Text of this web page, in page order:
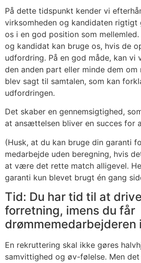
På dette tidspunkt kender vi
virksomheden og kandidaten
os i en god position som
og kandidat kan bruge os, hvis de
udfordring. På en god måde, kan vi
den anden part eller minde dem
blev sagt til samtalen, som kan
udfordringen.
Det skaber en gennemsigtighed,
at ansættelsen bliver en succes for
(Husk, at du kan bruge din garanti
medarbejde uden beregning, hvis
at være det rette match alligevel.
garanti kun blevet brugt én gang
Tid: Du har tid til at
forretning, imens du får
drømmemedarbejderen
En rekruttering skal ikke gøres
samvittighed og øv-følelse. Men